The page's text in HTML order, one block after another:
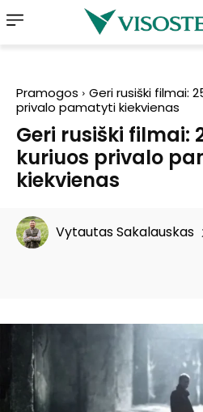
Pramogos
Geri rusiški filmai:
privalo pamatyti kiekvienas
Geri rusiški filmai:
kuriuos privalo
kiekvienas
Vytautas Sakalauskas